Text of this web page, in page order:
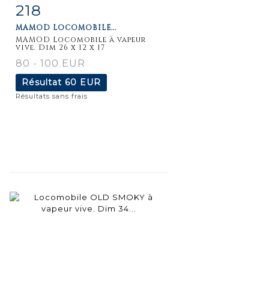
218
MAMOD LOCOMOBILE...
MAMOD Locomobile à vapeur
vive. Dim 26 x 12 x 17
80 - 100 EUR
Résultat 60 EUR
Résultats sans frais